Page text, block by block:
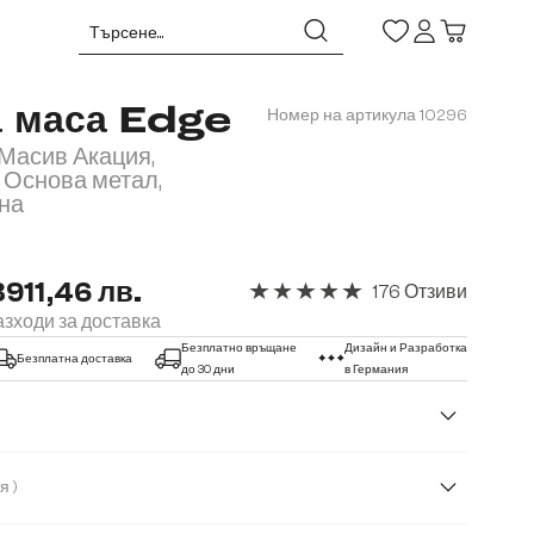
маса Edge
Акация,
Основа метал,
Номер на артикула10296
лв.
за доставка
176 Отзиви
Безплатна доставка
Безплатно връщане
до 30 дни
Дизайн и Разработка
в Германия
( Акация )